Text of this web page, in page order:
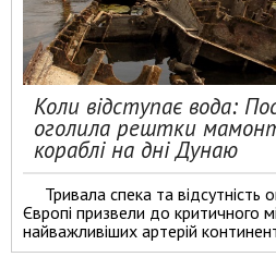
Коли відступає вода:
оголила рештки
кораблі на дні Дунаю
Тривала спека та відсутність
Європі призвели до критичного
найважливіших артерій